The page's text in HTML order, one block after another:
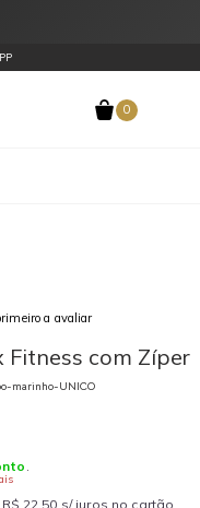
0
a avaliar
Fitness com Zíper
marinho-UNICO
.
22,50 s/ juros no cartão